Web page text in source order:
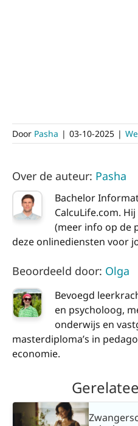
Door Pasha | 03-10-2025 |
Over de auteur: Pasha
Bachelor
CalcuLife.com.
(meer info op de
deze onlinediensten voor
Beoordeeld door: Olga
Bevoegd
en psycholoog,
onderwijs en
masterdiploma’s in
economie.